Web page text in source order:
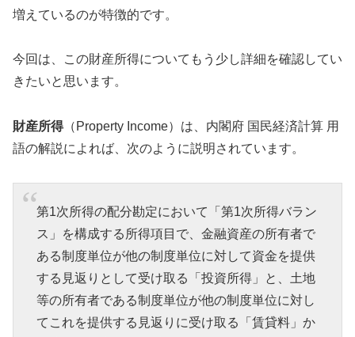
増えているのが特徴的です。
今回は、この財産所得についてもう少し詳細を確認してい
きたいと思います。
財産所得（Property Income）は、内閣府 国民経済計算 用
語の解説によれば、次のように説明されています。
第1次所得の配分勘定において「第1次所得バラン
ス」を構成する所得項目で、金融資産の所有者で
ある制度単位が他の制度単位に対して資金を提供
する見返りとして受け取る「投資所得」と、土地
等の所有者である制度単位が他の制度単位に対し
てこれを提供する見返りに受け取る「賃貸料」か